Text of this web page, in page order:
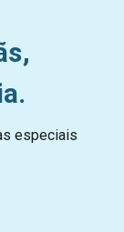
especiais